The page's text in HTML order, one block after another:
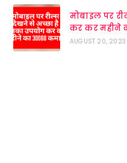
मोबाइल पर
कर कर महीने
AUGUST 20, 2023